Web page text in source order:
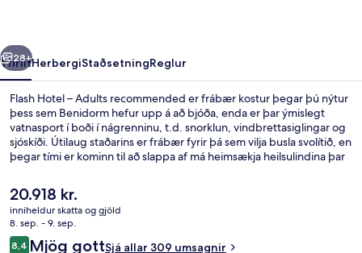
Næsta
28+
YfirlitHerbergiStaðsetningReglur
Flash Hotel – Adults recommended er frábær kostur þegar þú nýtur
þess sem Benidorm hefur upp á að bjóða, enda er þar ýmislegt
vatnasport í boði í nágrenninu, t.d. snorklun, vindbrettasiglingar og
sjóskíði. Útilaug staðarins er frábær fyrir þá sem vilja busla svolítið, en
þegar tími er kominn til að slappa af má heimsækja heilsulindina þar
eitthvað gott í svanginn, auk þess sem bar/setustofa býður drykki
við allra hæfi. Bar við sundlaugarbakkann, líkamsræktaraðstaða og
gufubað eru meðal annarra hápunkta staðarins. Aðrir gestir hafa
sagt að meðal helstu kosta gististaðarins sé hjálpsamt starfsfólk.
Núverandi
verð
er
20.918 kr.
20.918 kr.
inniheldur skatta og gjöld
8. sep. - 9. sep.
Umsagnir
8,48,4 af 10
Mjög gottSjá allar 309 umsagnir